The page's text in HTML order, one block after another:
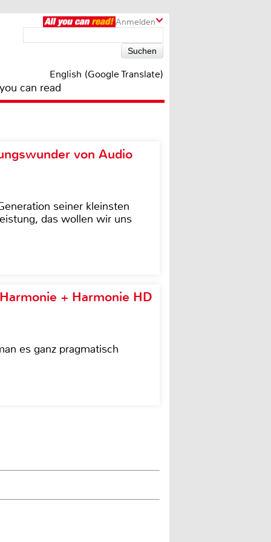
Anmelden
English (Google Translate)
can read
von Audio
seiner kleinsten
das wollen wir uns
+ Harmonie HD
es ganz pragmatisch